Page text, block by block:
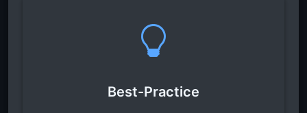
Best-Practice